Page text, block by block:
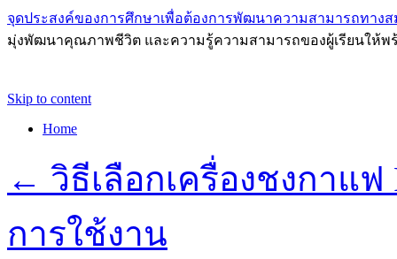
จุดประสงค์ของการศึกษาเพื่อต้องการพัฒนาความสามารถทางส
มุ่งพัฒนาคุณภาพชีวิต และความรู้ความสามารถของผู้เรียนให้พ
Skip to content
Home
← วิธีเลือกเครื่องชงกาแฟ
การใช้งาน